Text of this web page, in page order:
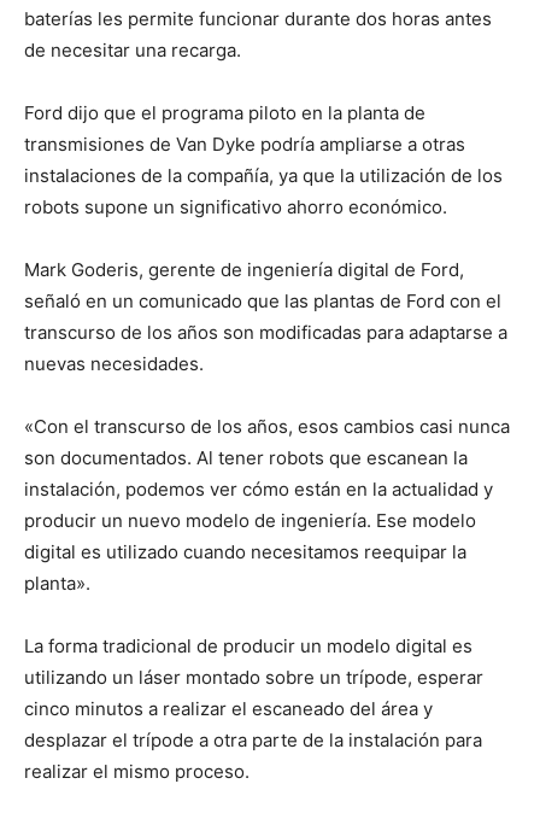
baterías les permite funcionar durante dos horas antes
de necesitar una recarga.
Ford dijo que el programa piloto en la planta de
transmisiones de Van Dyke podría ampliarse a otras
instalaciones de la compañía, ya que la utilización de los
robots supone un significativo ahorro económico.
Mark Goderis, gerente de ingeniería digital de Ford,
señaló en un comunicado que las plantas de Ford con el
transcurso de los años son modificadas para adaptarse a
nuevas necesidades.
«Con el transcurso de los años, esos cambios casi nunca
son documentados. Al tener robots que escanean la
instalación, podemos ver cómo están en la actualidad y
producir un nuevo modelo de ingeniería. Ese modelo
digital es utilizado cuando necesitamos reequipar la
planta».
La forma tradicional de producir un modelo digital es
utilizando un láser montado sobre un trípode, esperar
cinco minutos a realizar el escaneado del área y
desplazar el trípode a otra parte de la instalación para
realizar el mismo proceso.